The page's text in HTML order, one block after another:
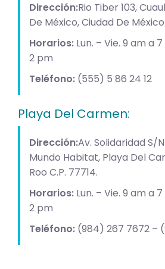
Dirección:Rio Tiber 103,
De México, Ciudad De
Horarios: Lun. – Vie. 9 am a
2 pm
Teléfono: (555) 5 86 24 12
Playa Del Carmen:
Dirección:Av. Solidaridad S/
Mundo Habitat, Playa Del
Roo C.P. 77714.
Horarios: Lun. – Vie. 9 am a
2 pm
Teléfono: (984) 267 7672 –